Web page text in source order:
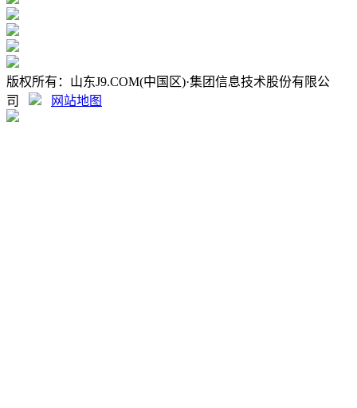
版权所有：山东J9.COM(中国区)·集团信息技术股份有限公
司
网站地图